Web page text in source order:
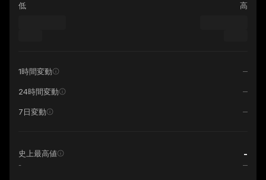
低 高
1時間変動
24時間変動
7日変動
史上最高値 -
-